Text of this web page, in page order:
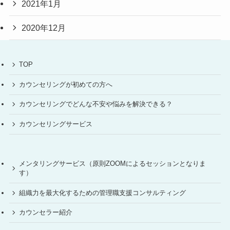
2021年1月
2020年12月
TOP
カウンセリングが初めての方へ
カウンセリングでどんな不安や悩みを解決できる？
カウンセリングサービス
メンタリングサービス（原則ZOOMによるセッションとなりま
す）
組織力を最大化するための管理職支援コンサルティング
カウンセラー紹介